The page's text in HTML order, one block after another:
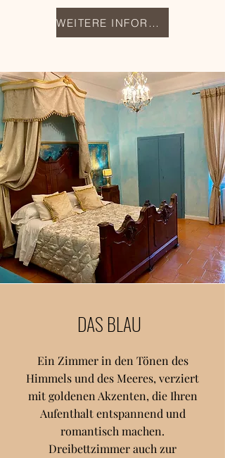
WEITERE INFORMATIONEN
DAS BLAU
Ein Zimmer in den Tönen des
Himmels und des Meeres, verziert
mit goldenen Akzenten, die Ihren
Aufenthalt entspannend und
romantisch machen.
Dreibettzimmer auch zur